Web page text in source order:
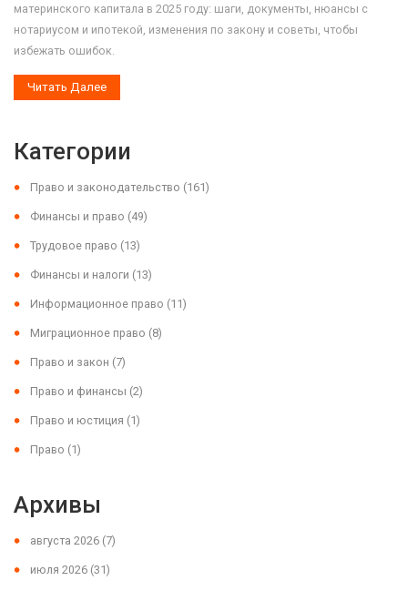
материнского капитала в 2025 году: шаги, документы, нюансы с
нотариусом и ипотекой, изменения по закону и советы, чтобы
избежать ошибок.
Читать Далее
Категории
Право и законодательство (161)
Финансы и право (49)
Трудовое право (13)
Финансы и налоги (13)
Информационное право (11)
Миграционное право (8)
Право и закон (7)
Право и финансы (2)
Право и юстиция (1)
Право (1)
Архивы
августа 2026 (7)
июля 2026 (31)